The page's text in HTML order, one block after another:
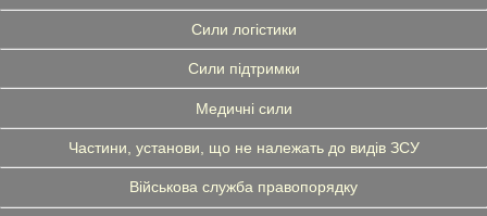
Сили логістики
Сили підтримки
Медичні сили
Частини, установи, що не належать до видів ЗСУ
Військова служба правопорядку